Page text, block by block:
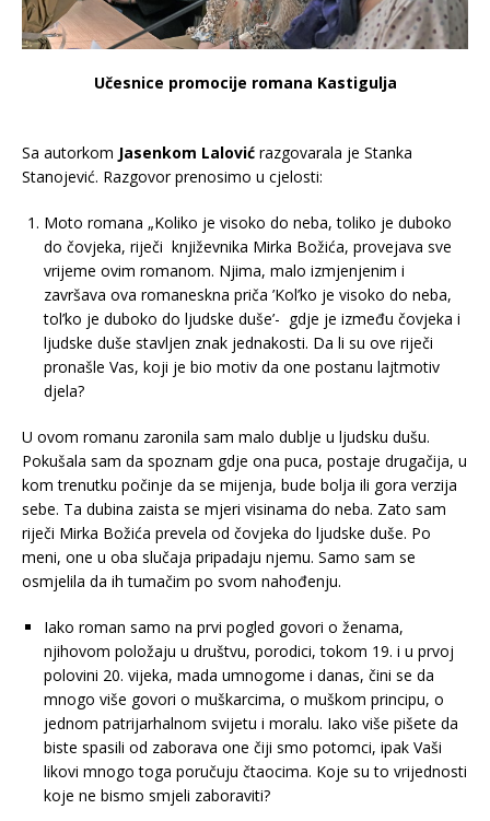
Učesnice promocije romana Kastigulja
Sa autorkom Jasenkom Lalović razgovarala je Stanka
Stanojević. Razgovor prenosimo u cjelosti:
Moto romana „Koliko je visoko do neba, toliko je duboko
do čovjeka, riječi književnika Mirka Božića, provejava sve
vrijeme ovim romanom. Njima, malo izmjenjenim i
završava ova romaneskna priča ’Kol’ko je visoko do neba,
tol’ko je duboko do ljudske duše’- gdje je između čovjeka i
ljudske duše stavljen znak jednakosti. Da li su ove riječi
pronašle Vas, koji je bio motiv da one postanu lajtmotiv
djela?
U ovom romanu zaronila sam malo dublje u ljudsku dušu.
Pokušala sam da spoznam gdje ona puca, postaje drugačija, u
kom trenutku počinje da se mijenja, bude bolja ili gora verzija
sebe. Ta dubina zaista se mjeri visinama do neba. Zato sam
riječi Mirka Božića prevela od čovjeka do ljudske duše. Po
meni, one u oba slučaja pripadaju njemu. Samo sam se
osmjelila da ih tumačim po svom nahođenju.
Iako roman samo na prvi pogled govori o ženama,
njihovom položaju u društvu, porodici, tokom 19. i u prvoj
polovini 20. vijeka, mada umnogome i danas, čini se da
mnogo više govori o muškarcima, o muškom principu, o
jednom patrijarhalnom svijetu i moralu. Iako više pišete da
biste spasili od zaborava one čiji smo potomci, ipak Vaši
likovi mnogo toga poručuju čtaocima. Koje su to vrijednosti
koje ne bismo smjeli zaboraviti?